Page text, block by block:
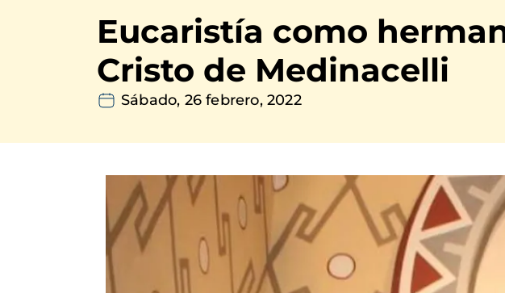
navegación
Eucaristía como
Cristo de Medinacelli
Sábado, 26 febrero, 2022